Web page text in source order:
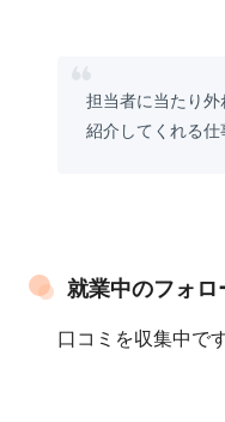
担当者に当たり外
紹介してくれる
就業中のフォロ
口コミを収集中です